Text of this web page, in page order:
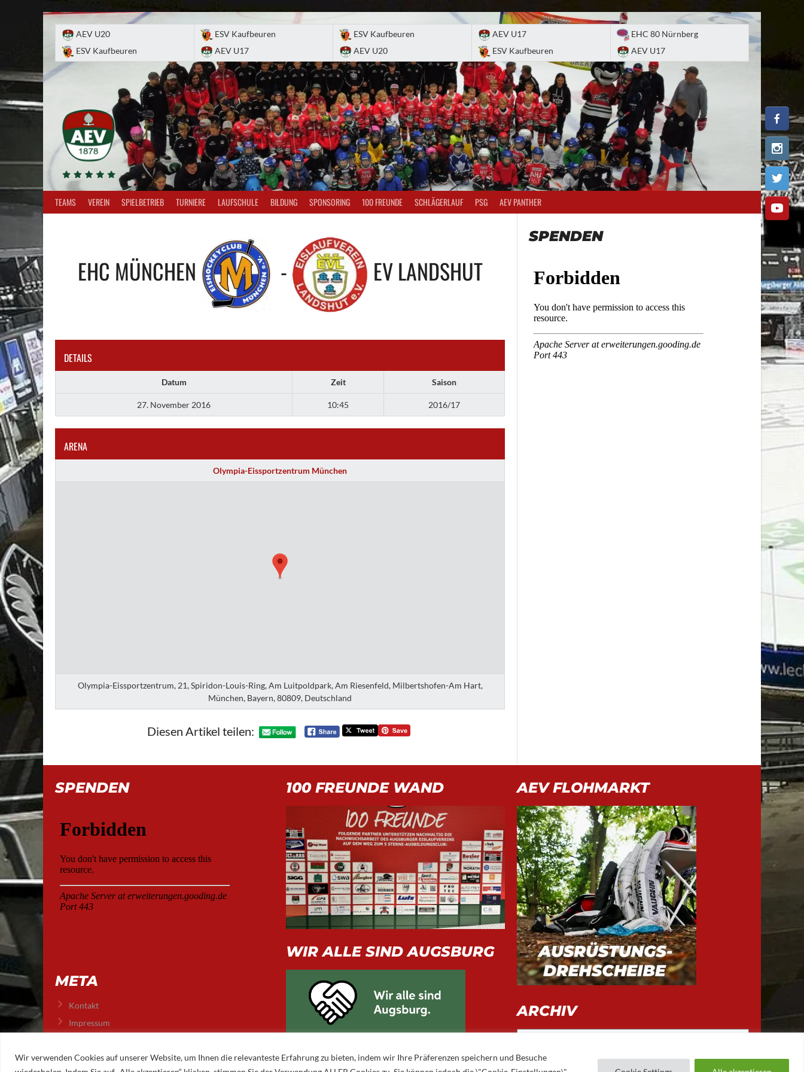
Wir verwenden Cookies auf unserer Website, um Ihnen die relevanteste Erfahrung zu bieten, indem wir Ihre Präferenzen speichern und Besuche
AEV U20
ESV Kaufbeuren
ESV Kaufbeuren
AEV U17
ESV Kaufbeuren
AEV U20
AEV U17
ESV Kaufbeuren
EHC 80 Nürnberg
AEV U17
TEAMS VEREIN SPIELBETRIEB TURNIERE LAUFSCHULE BILDUNG SPONSORING 100 FREUNDE SCHLÄGERLAUF PSG AEV PANTHER
EHC MÜNCHEN - EV LANDSHUT
DETAILS
Datum Zeit Saison
27. November 2016 10:45 2016/17
ARENA
Olympia-Eissportzentrum München
Olympia-Eissportzentrum, 21, Spiridon-Louis-Ring, Am Luitpoldpark, Am Riesenfeld, Milbertshofen-Am Hart,
München, Bayern, 80809, Deutschland
Diesen Artikel teilen:
SPENDEN
SPENDEN
META
Kontakt
Impressum
100 FREUNDE WAND
WIR ALLE SIND AUGSBURG
AEV FLOHMARKT
ARCHIV
Archiv